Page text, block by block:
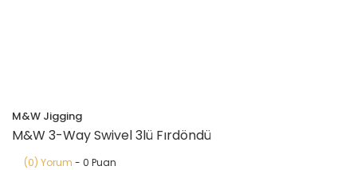
M&W Jigging
M&W 3-Way Swivel 3lü Fırdöndü
(0) Yorum - 0 Puan